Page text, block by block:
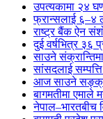
उपत्यकामा २४
फ्रान्सलाई ६–४
राष्ट्र बैंक ऐन
दुई वर्षभित्र ३६
साउने
सांसदलाई
आज साउने
बागमतीमा एमाले
नेपाल–भारतबीच